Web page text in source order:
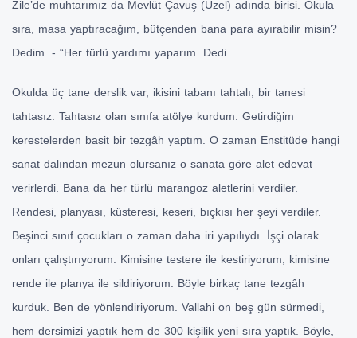
Zile’de muhtarımız da Mevlüt Çavuş (Uzel) adında birisi. Okula
sıra, masa yaptıracağım, bütçenden bana para ayırabilir misin?
Dedim. - “Her türlü yardımı yaparım. Dedi.
Okulda üç tane derslik var, ikisini tabanı tahtalı, bir tanesi
tahtasız. Tahtasız olan sınıfa atölye kurdum. Getirdiğim
kerestelerden basit bir tezgâh yaptım. O zaman Enstitüde hangi
sanat dalından mezun olursanız o sanata göre alet edevat
verirlerdi. Bana da her türlü marangoz aletlerini verdiler.
Rendesi, planyası, küsteresi, keseri, bıçkısı her şeyi verdiler.
Beşinci sınıf çocukları o zaman daha iri yapılıydı. İşçi olarak
onları çalıştırıyorum. Kimisine testere ile kestiriyorum, kimisine
rende ile planya ile sildiriyorum. Böyle birkaç tane tezgâh
kurduk. Ben de yönlendiriyorum. Vallahi on beş gün sürmedi,
hem dersimizi yaptık hem de 300 kişilik yeni sıra yaptık. Böyle,